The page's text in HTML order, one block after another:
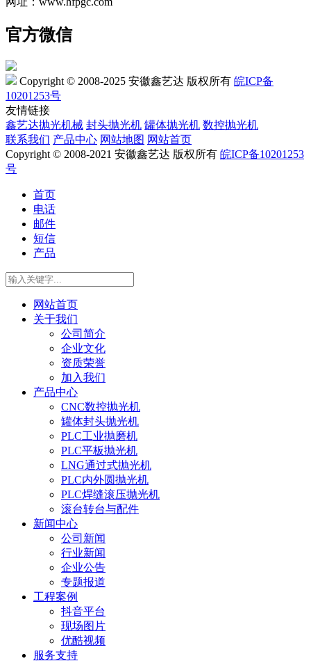
官方微信
Copyright © 2008-2025 安徽鑫艺达 版权所有 皖ICP备
10201253号
友情链接
鑫艺达抛光机械 封头抛光机 罐体抛光机 数控抛光机
联系我们 产品中心 网站地图 网站首页
Copyright © 2008-2021 安徽鑫艺达 版权所有 皖ICP备10201253
号
首页
电话
邮件
短信
产品
网站首页
关于我们
公司简介
企业文化
资质荣誉
加入我们
产品中心
CNC数控抛光机
罐体封头抛光机
PLC工业抛磨机
PLC平板抛光机
LNG通过式抛光机
PLC内外圆抛光机
PLC焊缝滚压抛光机
滚台转台与配件
新闻中心
公司新闻
行业新闻
企业公告
专题报道
工程案例
抖音平台
现场图片
优酷视频
服务支持